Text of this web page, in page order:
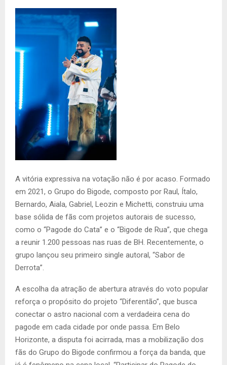
A vitória expressiva na votação não é por acaso. Formado
em 2021, o Grupo do Bigode, composto por Raul, Ítalo,
Bernardo, Aiala, Gabriel, Leozin e Michetti, construiu uma
base sólida de fãs com projetos autorais de sucesso,
como o “Pagode do Cata” e o “Bigode de Rua”, que chega
a reunir 1.200 pessoas nas ruas de BH. Recentemente, o
grupo lançou seu primeiro single autoral, “Sabor de
Derrota”.
A escolha da atração de abertura através do voto popular
reforça o propósito do projeto “Diferentão”, que busca
conectar o astro nacional com a verdadeira cena do
pagode em cada cidade por onde passa. Em Belo
Horizonte, a disputa foi acirrada, mas a mobilização dos
fãs do Grupo do Bigode confirmou a força da banda, que